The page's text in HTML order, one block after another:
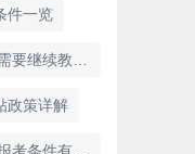
件一览
政策详解